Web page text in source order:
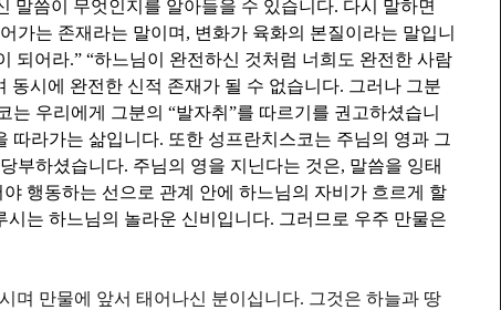
말씀이 무엇인지를 알아들을 수 있습니다. 다시 말하면
가는 존재라는 말이며 , 변화가 육화의 본질이라는 말입니
되어라.” “하느님이 완전하신 것처럼 너희도 완전한 사람
동시에 완전한 신적 존재가 될 수 없습니다. 그러나 그분
는 우리에게 그분의 “발자취 ”를 따르기를 권고하셨습니
따라가는 삶입니다. 또한 성프란치스코는 주님의 영과 그
부하셨습니다. 주님의 영을 지닌다는 것은, 말씀을 잉태
행동하는 선으로 관계 안에 하느님의 자비가 흐르게 할
시는 하느님의 놀라운 신비입니다. 그러므로 우주 만물은
며 만물에 앞서 태어나신 분이십니다. 그것은 하늘과 땅